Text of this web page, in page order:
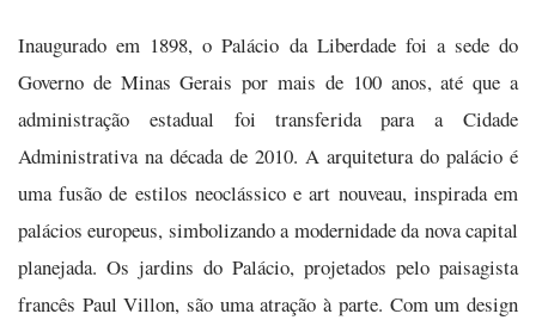
Inaugurado em 1898, o Palácio da Liberdade foi a sede do
Governo de Minas Gerais por mais de 100 anos, até que a
administração estadual foi transferida para a Cidade
Administrativa na década de 2010. A arquitetura do palácio é
uma fusão de estilos neoclássico e art nouveau, inspirada em
palácios europeus, simbolizando a modernidade da nova capital
planejada. Os jardins do Palácio, projetados pelo paisagista
francês Paul Villon, são uma atração à parte. Com um design